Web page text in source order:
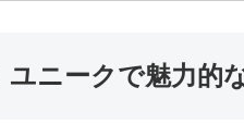
ニークで魅力的